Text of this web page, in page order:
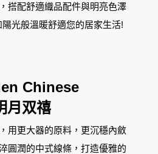
中馥慶店
頂美宜得利家居
心(全台福利品最齊全)
搭配舒適織品配件與明亮色澤
光般溫暖舒適您的居家生活!
Chinese
月双禧
用更大器的原料，更沉穩內斂
圓潤的中式線條，打造優雅的